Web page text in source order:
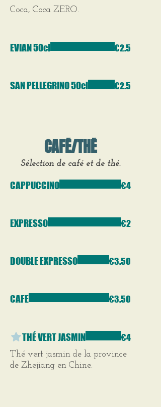
Coca, Coca ZERO.
EVIAN 50cl €2.5
SAN PELLEGRINO 50cl €2.5
CAFÉ/THÉ
Sélection de café et de thé.
CAPPUCCINO €4
EXPRESSO €2
DOUBLE EXPRESSO €3.50
CAFE €3.50
THÉ VERT JASMIN
Thé vert jasmin de la province
de Zhejiang en Chine.
€4